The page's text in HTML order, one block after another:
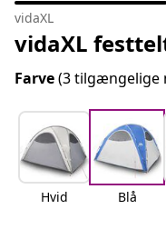
vidaXL
vidaXL
Farve(3 tilgængelige
Hvid Blå